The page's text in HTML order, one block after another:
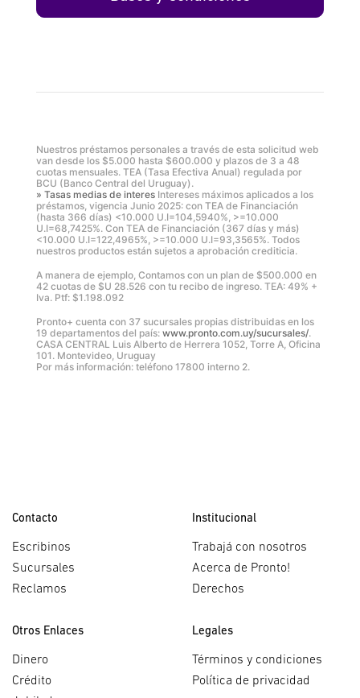
Nuestros préstamos personales a través de esta solicitud web
van desde los $5.000 hasta $600.000 y plazos de 3 a 48
cuotas mensuales. TEA (Tasa Efectiva Anual) regulada por
BCU (Banco Central del Uruguay).
» Tasas medias de interes Intereses máximos aplicados a los
préstamos, vigencia Junio 2025: con TEA de Financiación
(hasta 366 días) <10.000 U.I=104,5940%, >=10.000
U.I=68,7425%. Con TEA de Financiación (367 días y más)
<10.000 U.I=122,4965%, >=10.000 U.I=93,3565%. Todos
nuestros productos están sujetos a aprobación crediticia.
A manera de ejemplo, Contamos con un plan de $500.000 en
42 cuotas de $U 28.526 con tu recibo de ingreso. TEA: 49% +
Iva. Ptf: $1.198.092
Pronto+ cuenta con 37 sucursales propias distribuidas en los
19 departamentos del país: www.pronto.com.uy/sucursales/.
CASA CENTRAL Luis Alberto de Herrera 1052, Torre A, Oficina
101. Montevideo, Uruguay
Por más información: teléfono 17800 interno 2.
Contacto
Escribinos
Sucursales
Reclamos
Institucional
Trabajá con nosotros
Acerca de Pronto!
Derechos
Otros Enlaces
Dinero
Crédito
Legales
Términos y condiciones
Política de privacidad